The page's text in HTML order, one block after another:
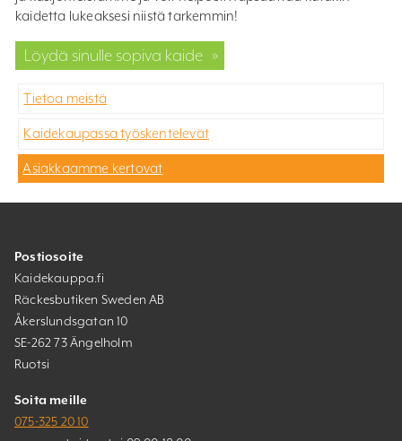
kaidetta lukeaksesi niistä tarkemmin!
Löydä sinulle sopiva kaide »
Tietoa meistä
Kaidekaupassa työskentelevät
Asiakkaamme kertovat
Postiosoite
Kaidekauppa.fi
Räckesbutiken Sweden AB
Åkerslundsgatan 10
SE-262 73 Ängelholm
Ruotsi
Soita meille
075-325 20 10